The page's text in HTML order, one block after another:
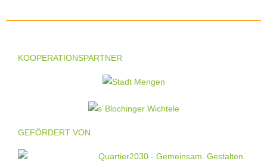
KOOPERATIONSPARTNER
GEFÖRDERT VON